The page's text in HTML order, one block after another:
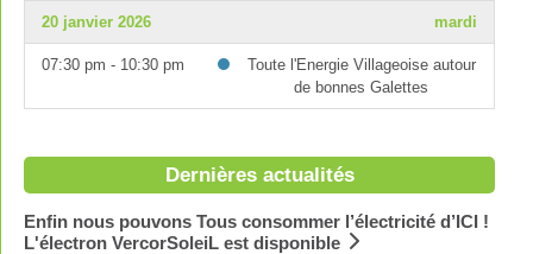
20 janvier 2026 mardi
07:30 pm - 10:30 pm
Toute l'Energie Villageoise autour
de bonnes Galettes
Dernières actualités
Enfin nous pouvons Tous consommer l’électricité d’ICI !
L'électron VercorSoleiL est disponible